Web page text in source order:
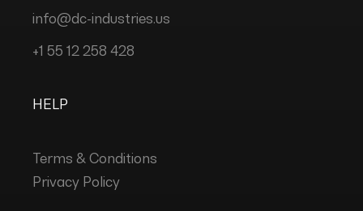
info@dc-industries.us
+1 55 12 258 428
HELP
Terms & Conditions
Privacy Policy